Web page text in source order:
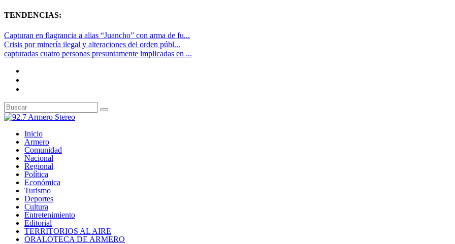
TENDENCIAS:
Capturan en flagrancia a alias “Juancho” con arma de fu...
Crisis por minería ilegal y alteraciones del orden públ...
capturadas cuatro personas presuntamente implicadas en ...
Inicio
Armero
Comunidad
Nacional
Regional
Política
Económica
Turismo
Deportes
Cultura
Entretenimiento
Editorial
TERRITORIOS AL AIRE
ORALOTECA DE ARMERO